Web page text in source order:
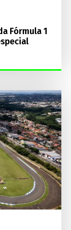
Fórmula 1